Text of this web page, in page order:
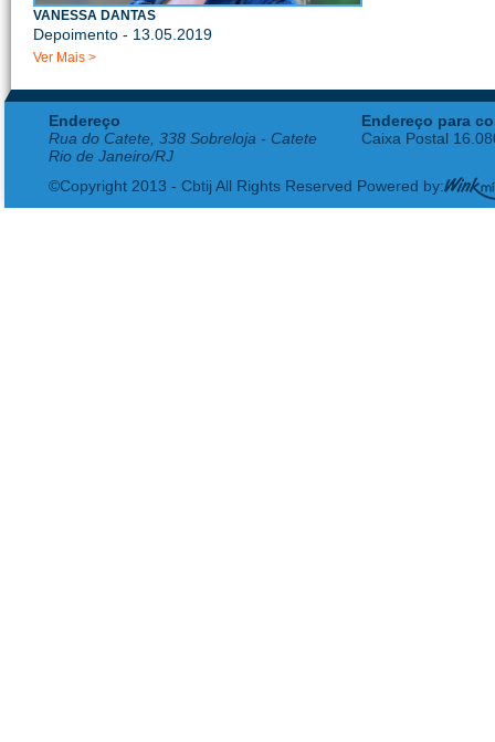
VANESSA DANTAS
Depoimento - 13.05.2019
Ver Mais >
Endereço
Rua do Catete, 338 Sobreloja - Catete
Rio de Janeiro/RJ
Endereço para
Caixa Postal
©Copyright 2013 - Cbtij All Rights Reserved Powered by: